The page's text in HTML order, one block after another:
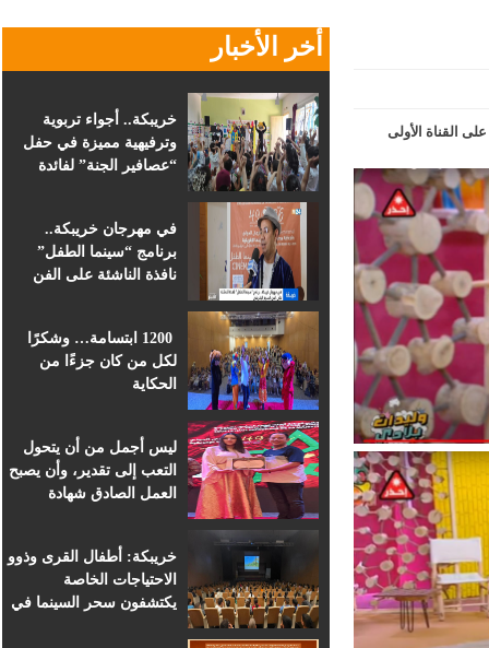
أخر الأخبار
خريبكة.. أجواء تربوية
وترفيهية مميزة في حفل
“عصافير الجنة” لفائدة
في مهرجان خريبكة..
برنامج “سينما الطفل”
نافذة الناشئة على الفن
1200 ابتسامة… وشكرًا
لكل من كان جزءًا من
الحكاية
ليس أجمل من أن يتحول
التعب إلى تقدير، وأن يصبح
العمل الصادق شهادة
خريبكة: أطفال القرى وذوو
الاحتياجات الخاصة
يكتشفون سحر السينما في
القناة الأولى